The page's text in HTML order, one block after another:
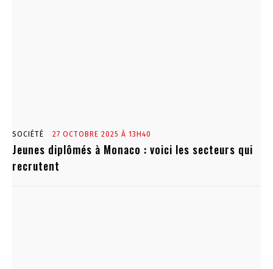
SOCIÉTÉ 27 OCTOBRE 2025 À 13H40
Jeunes diplômés à Monaco : voici les secteurs qui
recrutent